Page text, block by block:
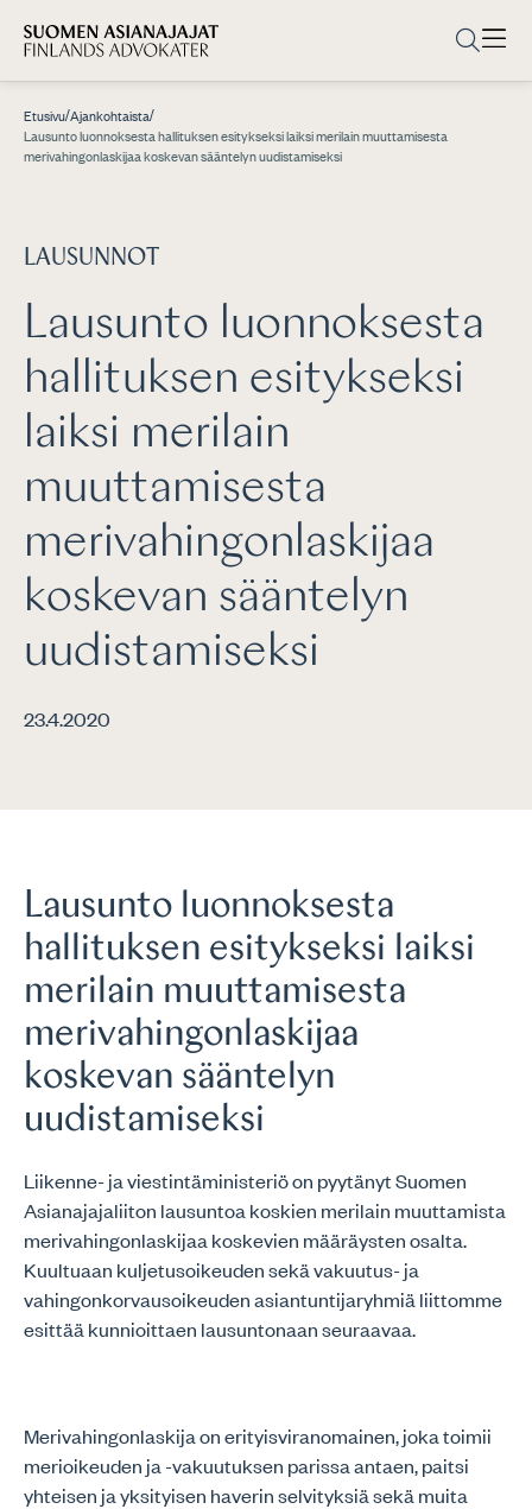
Etusivu/Ajankohtaista/
Lausunto luonnoksesta hallituksen esitykseksi laiksi merilain muuttamisesta
merivahingonlaskijaa koskevan sääntelyn uudistamiseksi
LAUSUNNOT
Lausunto luonnoksesta
hallituksen esitykseksi
laiksi merilain
muuttamisesta
merivahingonlaskijaa
koskevan sääntelyn
uudistamiseksi
23.4.2020
Lausunto luonnoksesta
hallituksen esitykseksi laiksi
merilain muuttamisesta
merivahingonlaskijaa
koskevan sääntelyn
uudistamiseksi
Liikenne- ja viestintäministeriö on pyytänyt Suomen
Asianajajaliiton lausuntoa koskien merilain muuttamista
merivahingonlaskijaa koskevien määräysten osalta.
Kuultuaan kuljetusoikeuden sekä vakuutus- ja
vahingonkorvausoikeuden asiantuntijaryhmiä liittomme
esittää kunnioittaen lausuntonaan seuraavaa.
Merivahingonlaskija on erityisviranomainen, joka toimii
merioikeuden ja -vakuutuksen parissa antaen, paitsi
yhteisen ja yksityisen haverin selvityksiä sekä muita